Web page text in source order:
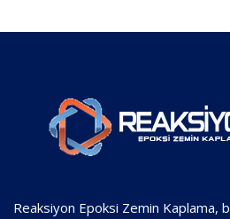
Reaksiyon Epoksi Zemin Kaplama,